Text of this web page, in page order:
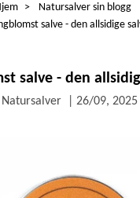
Natursalver sin blogg
salve - den allsidige
salve - den
Natursalver 26/09, 2025